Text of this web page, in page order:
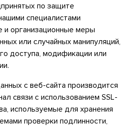
по защите
специалистами
и организационные меры
или случайных манипуляций,
доступа, модификации или
с веб-сайта производится
связи с использованием SSL-
используемые для хранения
проверки подлинности,